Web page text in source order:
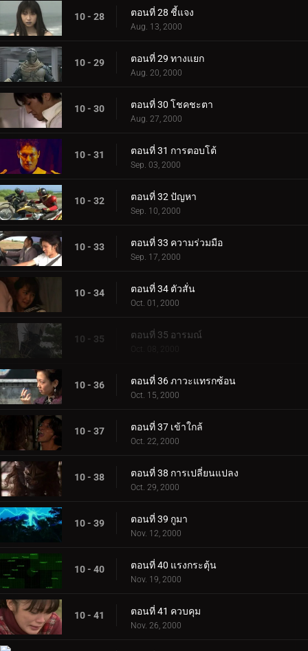
10 - 28 ตอนที่ 28 ชี้แจง
Aug. 13, 2000
10 - 29 ตอนที่ 29 ทางแยก
Aug. 20, 2000
10 - 30 ตอนที่ 30 โชคชะตา
Aug. 27, 2000
10 - 31 ตอนที่ 31 การตอบโต้
Sep. 03, 2000
10 - 32 ตอนที่ 32 ปัญหา
Sep. 10, 2000
10 - 33 ตอนที่ 33 ความร่วมมือ
Sep. 17, 2000
10 - 34 ตอนที่ 34 ตัวสั่น
Oct. 01, 2000
10 - 35 ตอนที่ 35 อารมณ์
Oct. 08, 2000
10 - 36 ตอนที่ 36 ภาวะแทรกซ้อน
Oct. 15, 2000
10 - 37 ตอนที่ 37 เข้าใกล้
Oct. 22, 2000
10 - 38 ตอนที่ 38 การเปลี่ยนแปลง
Oct. 29, 2000
10 - 39 ตอนที่ 39 กูมา
Nov. 12, 2000
10 - 40 ตอนที่ 40 แรงกระตุ้น
Nov. 19, 2000
10 - 41 ตอนที่ 41 ควบคุม
Nov. 26, 2000